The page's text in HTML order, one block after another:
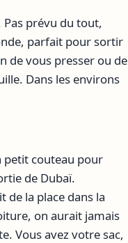
prévu du tout,
parfait pour sortir
de vous presser ou de
Dans les environs
petit couteau pour
de Dubaï.
de la place dans la
on aurait jamais
Vous avez votre sac,